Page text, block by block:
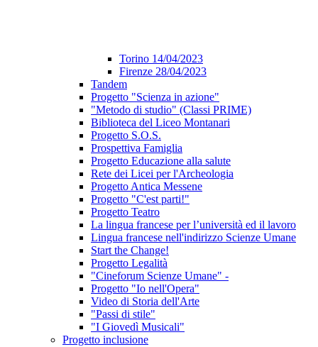
Torino 14/04/2023
Firenze 28/04/2023
Tandem
Progetto "Scienza in azione"
"Metodo di studio" (Classi PRIME)
Biblioteca del Liceo Montanari
Progetto S.O.S.
Prospettiva Famiglia
Progetto Educazione alla salute
Rete dei Licei per l'Archeologia
Progetto Antica Messene
Progetto "C'est parti!"
Progetto Teatro
La lingua francese per l’università ed il lavoro
Lingua francese nell'indirizzo Scienze Umane
Start the Change!
Progetto Legalità
"Cineforum Scienze Umane" -
Progetto "Io nell'Opera"
Video di Storia dell'Arte
"Passi di stile"
"I Giovedì Musicali"
Progetto inclusione